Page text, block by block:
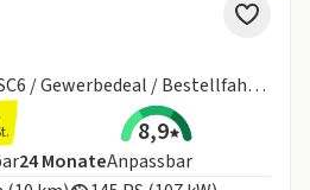
Allure HYBRID 145 e-DSC6 / Gewerbedeal / Bestellfahrzeug
8,9
Laufzeit
24MonateAnpassbar